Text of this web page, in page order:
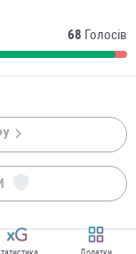
68 Голосів